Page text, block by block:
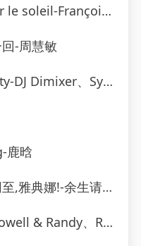
& The New Frenchies
-周慧敏
、Syntheticsax
鹿晗
雅典娜!-余生请珍惜
、Rauw Alejandro